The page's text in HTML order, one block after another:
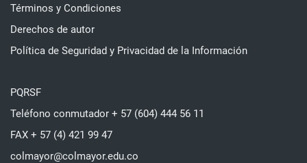
Términos y Condiciones
Derechos de autor
Política de Seguridad y Privacidad de la Información
PQRSF
Teléfono conmutador + 57 (604) 444 56 11
FAX + 57 (4) 421 99 47
colmayor@colmayor.edu.co